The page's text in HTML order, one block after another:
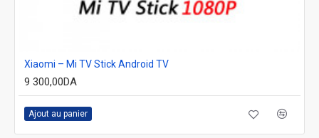
Xiaomi – Mi TV Stick Android TV
9 300,00DA
Ajout au panier